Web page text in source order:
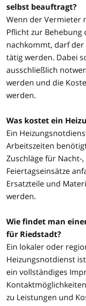
selbst beauftragt?
Wenn der Vermieter
Pflicht zur
nachkommt, darf
tätig werden. Dabei
ausschließlich
werden und die
werden.
Was kostet ein
Ein
Arbeitszeiten
Zuschläge für Nacht-
Feiertagseinsätze
Ersatzteile und
werden.
Wie findet man
für Riedstadt?
Ein lokaler oder
Heizungsnotdienst
ein vollständiges
zu Leistungen und